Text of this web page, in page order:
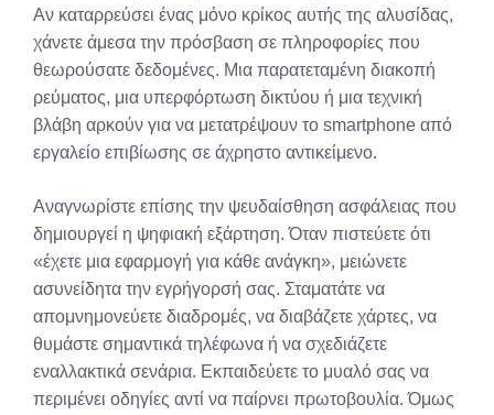
Αν καταρρεύσει ένας μόνο κρίκος αυτής της αλυσίδας,
χάνετε άμεσα την πρόσβαση σε πληροφορίες που
θεωρούσατε δεδομένες. Μια παρατεταμένη διακοπή
ρεύματος, μια υπερφόρτωση δικτύου ή μια τεχνική
βλάβη αρκούν για να μετατρέψουν το smartphone από
εργαλείο επιβίωσης σε άχρηστο αντικείμενο.
Αναγνωρίστε επίσης την ψευδαίσθηση ασφάλειας που
δημιουργεί η ψηφιακή εξάρτηση. Όταν πιστεύετε ότι
«έχετε μια εφαρμογή για κάθε ανάγκη», μειώνετε
ασυνείδητα την εγρήγορσή σας. Σταματάτε να
απομνημονεύετε διαδρομές, να διαβάζετε χάρτες, να
θυμάστε σημαντικά τηλέφωνα ή να σχεδιάζετε
εναλλακτικά σενάρια. Εκπαιδεύετε το μυαλό σας να
περιμένει οδηγίες αντί να παίρνει πρωτοβουλία. Όμως